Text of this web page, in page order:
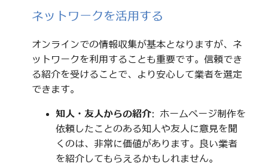
ネットワークを活用する
オンラインでの情報収集が基本となりますが、ネ
ットワークを利用することも重要です。信頼でき
る紹介を受けることで、より安心して業者を選定
できます。
知人・友人からの紹介: ホームページ制作を
依頼したことのある知人や友人に意見を聞
くのは、非常に価値があります。良い業者
を紹介してもらえるかもしれません。